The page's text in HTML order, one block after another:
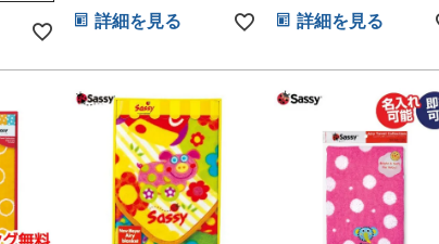
詳細を見る 詳細を見る